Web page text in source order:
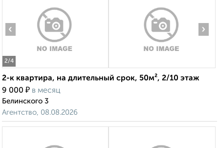
2/4
‹ ›
2-к квартира, на длительный срок, 50м², 2/10 этаж
9 000 ₽ в месяц
Белинского 3
Агентство, 08.08.2026